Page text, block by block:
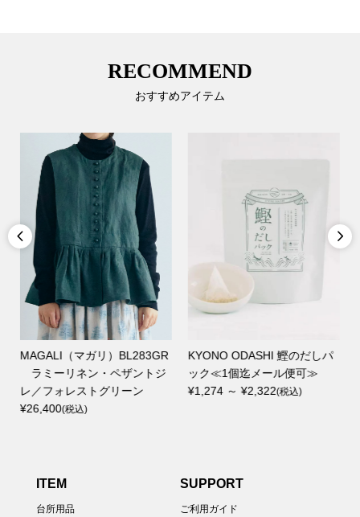
RECOMMEND
おすすめアイテム

MAGALI（マガリ）BL283GR
ラミーリネン・ペザントジ
レ／フォレストグリーン
¥26,400(税込)
KYONO ODASHI 鰹のだしパ
ック≪1個迄メール便可≫
¥1,274 ～ ¥2,322(税込)

ITEM
台所用品
SUPPORT
ご利用ガイド